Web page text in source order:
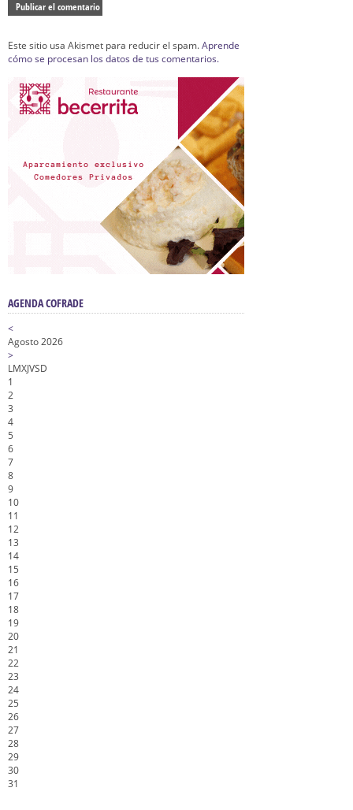
Este sitio usa Akismet para reducir el spam.Aprende
cómo se procesan los datos de tus comentarios.
AGENDA COFRADE
<
Agosto 2026
>
LMXJVSD
1
2
3
4
5
6
7
8
9
10
11
12
13
14
15
16
17
18
19
20
21
22
23
24
25
26
27
28
29
30
31